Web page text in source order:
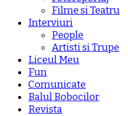
Filme si Teatru
Interviuri
People
Artisti si Trupe
Liceul Meu
Fun
Comunicate
Balul Bobocilor
Revista